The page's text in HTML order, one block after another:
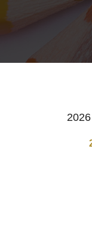
طلاب الكلية